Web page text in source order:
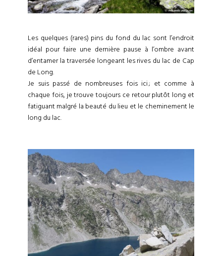
Les quelques (rares) pins du fond du lac sont l’endroit
idéal pour faire une dernière pause à l’ombre avant
d’entamer la traversée longeant les rives du lac de Cap
de Long.
Je suis passé de nombreuses fois ici ; et comme à
chaque fois, je trouve toujours ce retour plutôt long et
fatiguant malgré la beauté du lieu et le cheminement le
long du lac.